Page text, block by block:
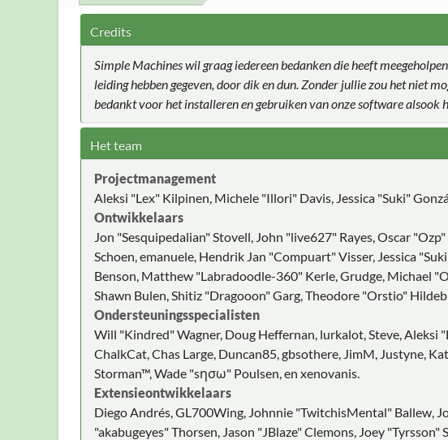
Credits
Simple Machines wil graag iedereen bedanken die heeft
leiding hebben gegeven, door dik en dun. Zonder jullie zou het niet
bedankt voor het installeren en gebruiken van onze software alsook
Het team
Projectmanagement
Aleksi "Lex" Kilpinen, Michele "Illori" Davis, Jessica "Suki"
Ontwikkelaars
Jon "Sesquipedalian" Stovell, John "live627" Rayes, Oscar
Schoen, emanuele, Hendrik Jan "Compuart" Visser, Jessica
Benson, Matthew "Labradoodle-360" Kerle, Grudge, Michael
Shawn Bulen, Shitiz "Dragooon" Garg, Theodore "Orstio"
Ondersteuningsspecialisten
Will "Kindred" Wagner, Doug Heffernan, lurkalot, Steve, Aleksi
ChalkCat, Chas Large, Duncan85, gbsothere, JimM, Justyne,
Storman™, Wade "sησω" Poulsen, en xenovanis.
Extensieontwikkelaars
Diego Andrés, GL700Wing, Johnnie "TwitchisMental" Ballew,
"akabugeyes" Thorsen, Jason "JBlaze" Clemons, Joey